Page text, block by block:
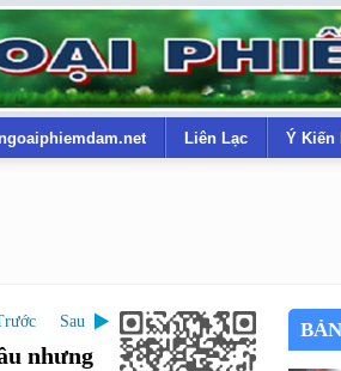
Liên Lạc Ý Kiến
Sau
nhưng